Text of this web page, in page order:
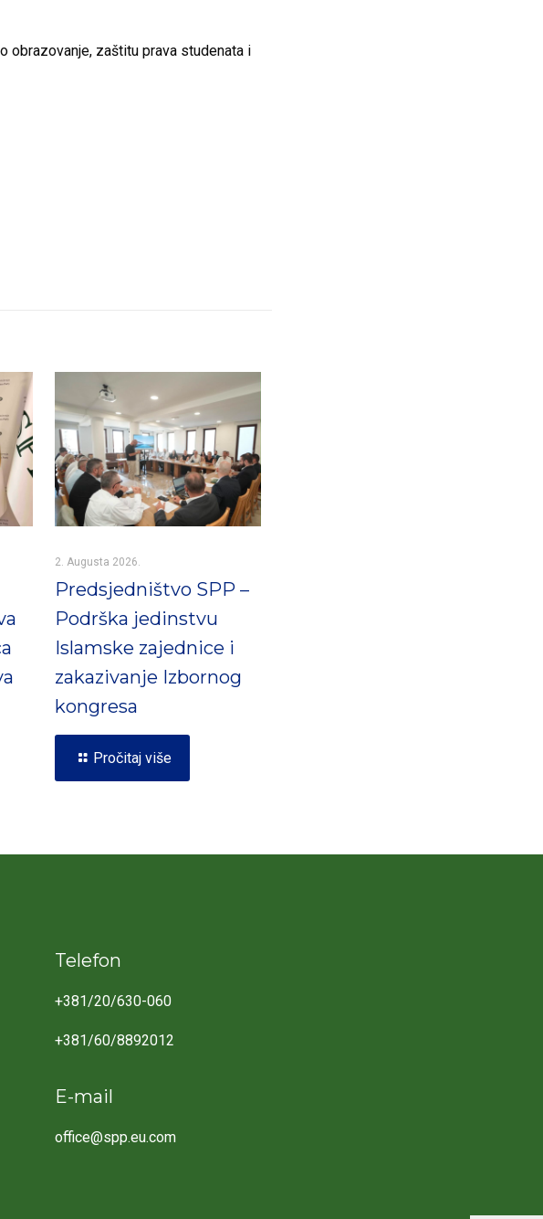
obrazovanje, zaštitu prava studenata i
2. Augusta 2026.
Predsjedništvo SPP –
Podrška jedinstvu
Islamske zajednice i
zakazivanje Izbornog
kongresa
Pročitaj više
Telefon
+381/20/630-060
+381/60/8892012
E-mail
office@spp.eu.com